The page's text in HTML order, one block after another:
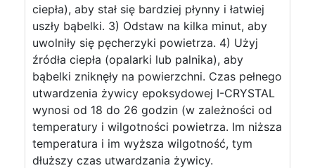
ciepła), aby stał się bardziej płynny i łatwiej
uszły bąbelki. 3) Odstaw na kilka minut, aby
uwolniły się pęcherzyki powietrza. 4) Użyj
źródła ciepła (opalarki lub palnika), aby
bąbelki zniknęły na powierzchni. Czas pełnego
utwardzenia żywicy epoksydowej I-CRYSTAL
wynosi od 18 do 26 godzin (w zależności od
temperatury i wilgotności powietrza. Im niższa
temperatura i im wyższa wilgotność, tym
dłuższy czas utwardzania żywicy.